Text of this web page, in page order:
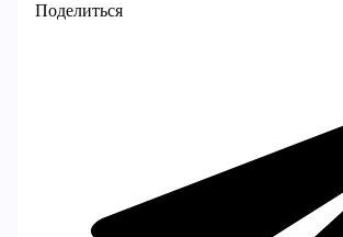
Поделиться